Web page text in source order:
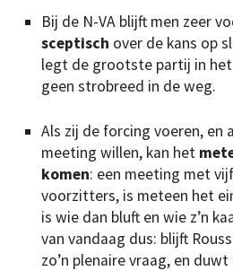
Bij de N-VA blijft men zeer
sceptisch over de kans op
legt de grootste partij in
geen strobreed in de weg.
Als zij de forcing voeren, en
meeting willen, kan het
komen: een meeting met
voorzitters, is meteen het
is wie dan bluft en wie z’n
van vandaag dus: blijft
zo’n plenaire vraag, en